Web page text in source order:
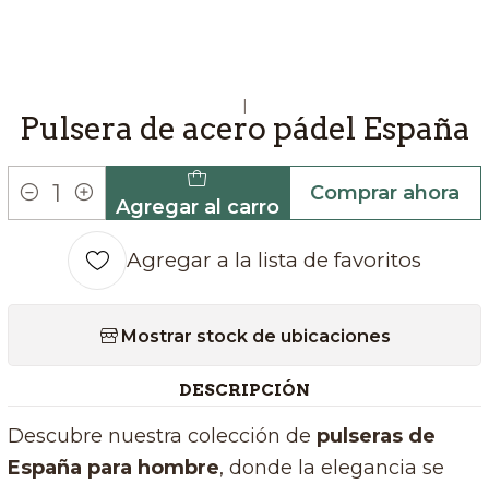
|
Pulsera de acero pádel España
Cantidad Agregar al carro
Comprar ahora
Agregar a la lista de favoritos
Mostrar stock de ubicaciones
DESCRIPCIÓN
Descubre nuestra colección de pulseras de
España para hombre, donde la elegancia se